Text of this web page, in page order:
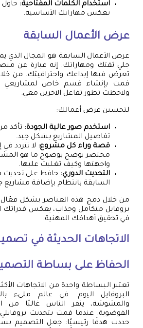
استخدام الكلمات المفتاحية:
تعكس مهاراتك الأساسية.
عرض الأعمال السابقة
عرض الأعمال السابقة هو المجال الذي
جلي ثقتك ومهاراتك. إنه عبارة عن
تعرض فيها إبداعك واحترافيتك. من
قمت بإنشاء قسم خاص لمشاريعي
ولاحظت تطور تفاعل الآخرين معي.
لتحسين عرض أعمالك:
استخدم صور عالية الجودة: تأكد
تفاصيل المشاريع بشكل جيد.
قصة وراء كل مشروع: لا تتردد
مختصر يوضح بوضوح ما هو
واجهتها وكيف تغلبت عليها.
التحديث الدوري: حافظ على تحديث
السابقة بانتظام بإضافة مشاريع
من خلال دمج هذه العناصر بشكل
بروفايل متكامل وجذاب، يعكس قدراتك
في تحقيق أهدافك المهنية.
الاتجاهات الحديثة في
الحفاظ على بساطة
تعتبر البساطة واحدة من الاتجاهات
البروفايل اليوم. في عالم مليء
والمشوشة، ينفر الناس غالبًا من
الفوضوية. عندما قمت بتحديث
حددت هدفًا رئيسيًا: جعل التصميم